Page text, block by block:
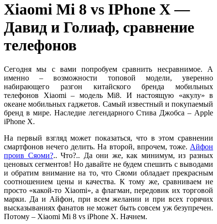
Xiaomi Mi 8 vs IPhone X —
Давид и Голиаф, сравнение
телефонов
Сегодня мы с вами попробуем сравнить несравнимое. А
именно – возможности топовой модели, уверенно
набирающего разгон китайского бренда мобильных
телефонов Xiaomi – модель Mi8. И настоящую «акулу» в
океане мобильных гаджетов. Самый известный и покупаемый
бренд в мире. Наследие легендарного Стива Джобса – Apple
iPhone X.
На первый взгляд может показаться, что в этом сравнении
смартфонов нечего делить. На второй, впрочем, тоже. Айфон
проив Сяоми?.. Что?.. Да они же, как минимум, из разных
ценовых сегментов! Но давайте не будем спешить с выводами
и обратим внимание на то, что Сяоми обладает прекрасным
соотношением цены и качества. К тому же, сравниваем не
просто «какой-то Xiaomi», а флагман, передовик их торговой
марки. Да и Айфон, при всем желании и при всех горячих
высказываниях фанатов не может быть совсем уж безупречен.
Потому – Xiaomi Mi 8 vs iPhone X. Начнем.